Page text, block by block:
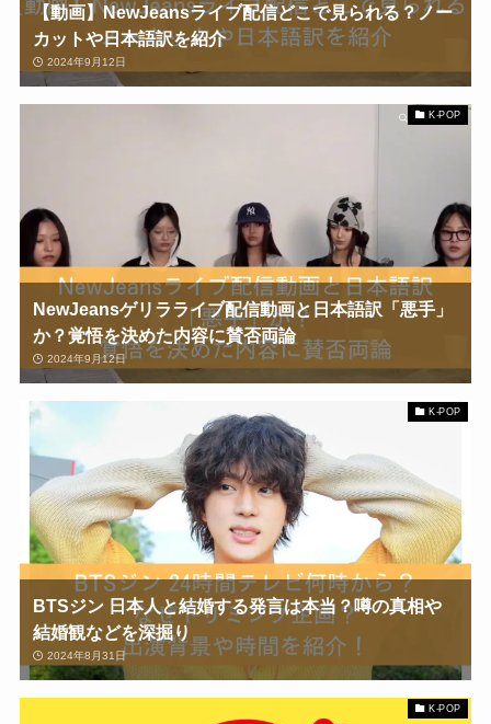
【動画】NewJeansライブ配信どこで見られる？ノー
カットや日本語訳を紹介
2024年9月12日
K-POP
NewJeansゲリラライブ配信動画と日本語訳「悪手」
か？覚悟を決めた内容に賛否両論
2024年9月12日
K-POP
BTSジン 日本人と結婚する発言は本当？噂の真相や
結婚観などを深掘り
2024年8月31日
K-POP